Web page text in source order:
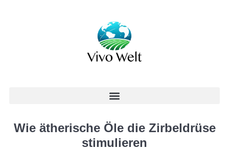
Wie ätherische Öle die Zirbeldrüse
stimulieren